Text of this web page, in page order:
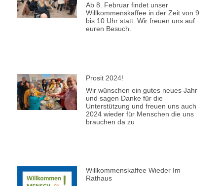
Ab 8. Februar findet unser
Willkommenskaffee in der Zeit von 9
bis 10 Uhr statt. Wir freuen uns auf
euren Besuch.
Prosit 2024!
Wir wünschen ein gutes neues Jahr
und sagen Danke für die
Unterstützung und freuen uns auch
2024 wieder für Menschen die uns
brauchen da zu
Willkommenskaffee Wieder Im
Rathaus